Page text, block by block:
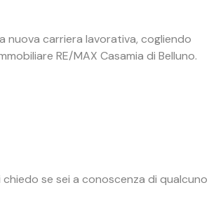
carriera lavorativa, cogliendo
RE/MAX Casamia di Belluno.
se sei a conoscenza di qualcuno